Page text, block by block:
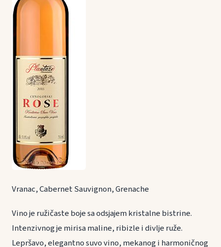
Vranac, Cabernet Sauvignon, Grenache
Vino je ružičaste boje sa odsjajem kristalne bistrine.
Intenzivnog je mirisa maline, ribizle i divlje ruže.
Lepršavo, elegantno suvo vino, mekanog i harmoničnog